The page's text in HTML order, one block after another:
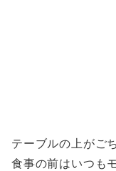
テーブルの上がご
食事の前はいつも